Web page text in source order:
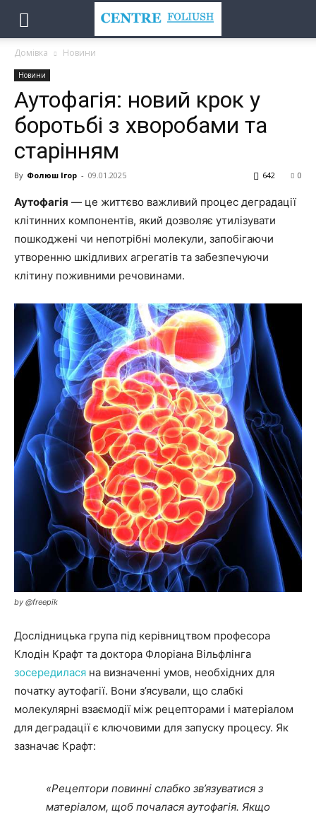
Домівка Новини
Новини
Аутофагія: новий крок у
боротьбі з хворобами та
старінням
By Фолюш Ігор - 09.01.2025 0
642
Аутофагія — це життєво важливий процес деградації
клітинних компонентів, який дозволяє утилізувати
пошкоджені чи непотрібні молекули, запобігаючи
утворенню шкідливих агрегатів та забезпечуючи
клітину поживними речовинами.
by @freepik
Дослідницька група під керівництвом професора
Клодін Крафт та доктора Флоріана Вільфлінга
зосередилася на визначенні умов, необхідних для
початку аутофагії. Вони з’ясували, що слабкі
молекулярні взаємодії між рецепторами і матеріалом
для деградації є ключовими для запуску процесу. Як
зазначає Крафт:
«Рецептори повинні слабко зв’язуватися з
матеріалом, щоб почалася аутофагія. Якщо